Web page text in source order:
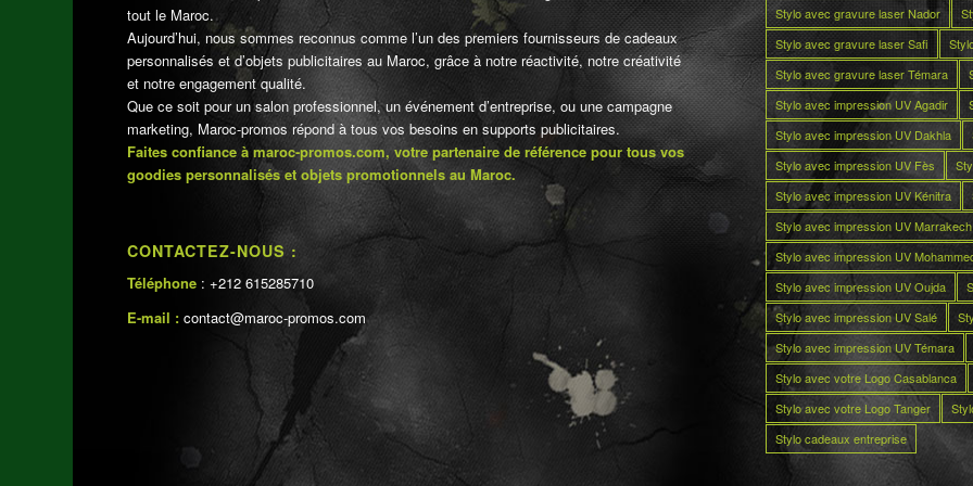
tout le Maroc.
Aujourd’hui, nous sommes reconnus comme l’un des premiers fournisseurs de cadeaux
personnalisés et d’objets publicitaires au Maroc, grâce à notre réactivité, notre créativité
et notre engagement qualité.
Que ce soit pour un salon professionnel, un événement d’entreprise, ou une campagne
marketing, Maroc-promos répond à tous vos besoins en supports publicitaires.
Faites confiance à maroc-promos.com, votre partenaire de référence pour tous vos
goodies personnalisés et objets promotionnels au Maroc.
CONTACTEZ-NOUS :
Téléphone : +212 615285710
E-mail : contact@maroc-promos.com
Stylo avec gravure laser Nador
Stylo avec gravure laser Safi
Stylo avec gravure laser Témara
Stylo avec impression UV Agadir
Stylo avec impression UV Dakhla
Stylo avec impression UV Fès
Stylo avec impression UV Kénitra
Stylo avec impression UV Marrakech
Stylo avec impression UV
Stylo avec impression UV Oujda
Stylo avec impression UV Salé
Stylo avec impression UV Témara
Stylo avec votre Logo Casablanca
Stylo avec votre Logo Tanger
Stylo cadeaux entreprise